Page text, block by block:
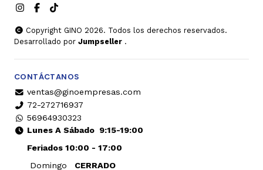
Copyright GINO 2026. Todos los derechos reservados.
Desarrollado por Jumpseller .
CONTÁCTANOS
ventas@ginoempresas.com
72-272716937
56964930323
Lunes A Sábado9:15-19:00
Feriados 10:00 - 17:00
Domingo
CERRADO